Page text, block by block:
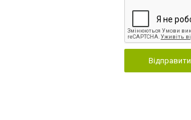
Відправити